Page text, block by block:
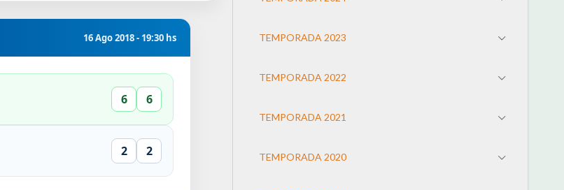
16 Ago 2018 - 19:30 hs
6 6
2 2
TEMPORADA 2023
TEMPORADA 2022
TEMPORADA 2021
TEMPORADA 2020